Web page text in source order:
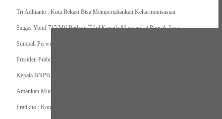
Tri Adhianto : Kota Bekasi Bisa Mempertahankan Keharmonisasian
Satgas Yonif 715/Mtl Berbagi Ta’jil Kepada Masyarakat Puncak Jaya
Sumpah Perwira Sebagai Janji Suci Pegangan Seumur Hidup
Presiden Prabowo Serahkan Zakat kepada BAZNAS di Istana Negara
Kepala BNPB Himbau Pemda Waspada Potensi Bencana Saat Lebaran
Amankan Mudik, Panglima TNI Kerahkan 66714 Personel Dan Alutsista
Pratikno : Kondisi Keamanan di Yahukimo Terkendali, Layanan Pendidikan dan